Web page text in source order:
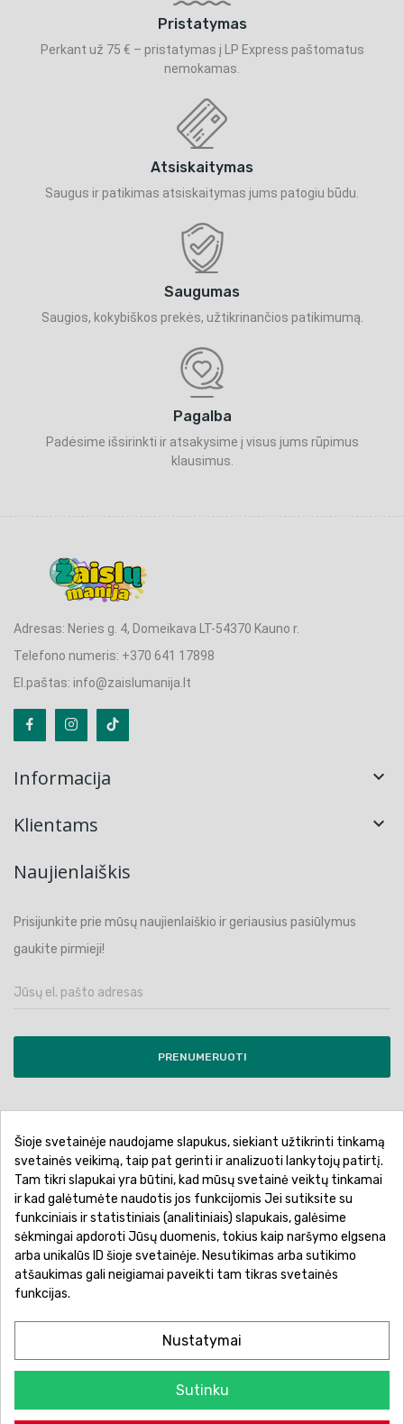
Pristatymas
Perkant už 75 € – pristatymas į LP Express paštomatus
nemokamas.
Atsiskaitymas
Saugus ir patikimas atsiskaitymas jums patogiu būdu.
Saugumas
Saugios, kokybiškos prekės, užtikrinančios patikimumą.
Pagalba
Padėsime išsirinkti ir atsakysime į visus jums rūpimus
klausimus.
Adresas: Neries g. 4, Domeikava LT-54370 Kauno r.
Telefono numeris: +370 641 17898
El.paštas: info@zaislumanija.lt
Informacija 
Klientams 
Naujienlaiškis
Prisijunkite prie mūsų naujienlaiškio ir geriausius pasiūlymus
gaukite pirmieji!
PRENUMERUOTI
Pirkimo sąlygos ir taisyklės
Privatumo politika
Garantinis aptarnavimas
Prekių pristatymas
Prekių grąžinimas
Atsiskaitymo būdai
Šioje svetainėje naudojame slapukus, siekiant užtikrinti tinkamą
svetainės veikimą, taip pat gerinti ir analizuoti lankytojų patirtį.
Tam tikri slapukai yra būtini, kad mūsų svetainė veiktų tinkamai
ir kad galėtumėte naudotis jos funkcijomis Jei sutiksite su
funkciniais ir statistiniais (analitiniais) slapukais, galėsime
sėkmingai apdoroti Jūsų duomenis, tokius kaip naršymo elgsena
arba unikalūs ID šioje svetainėje. Nesutikimas arba sutikimo
atšaukimas gali neigiamai paveikti tam tikras svetainės
funkcijas.
Nustatymai
Sutinku